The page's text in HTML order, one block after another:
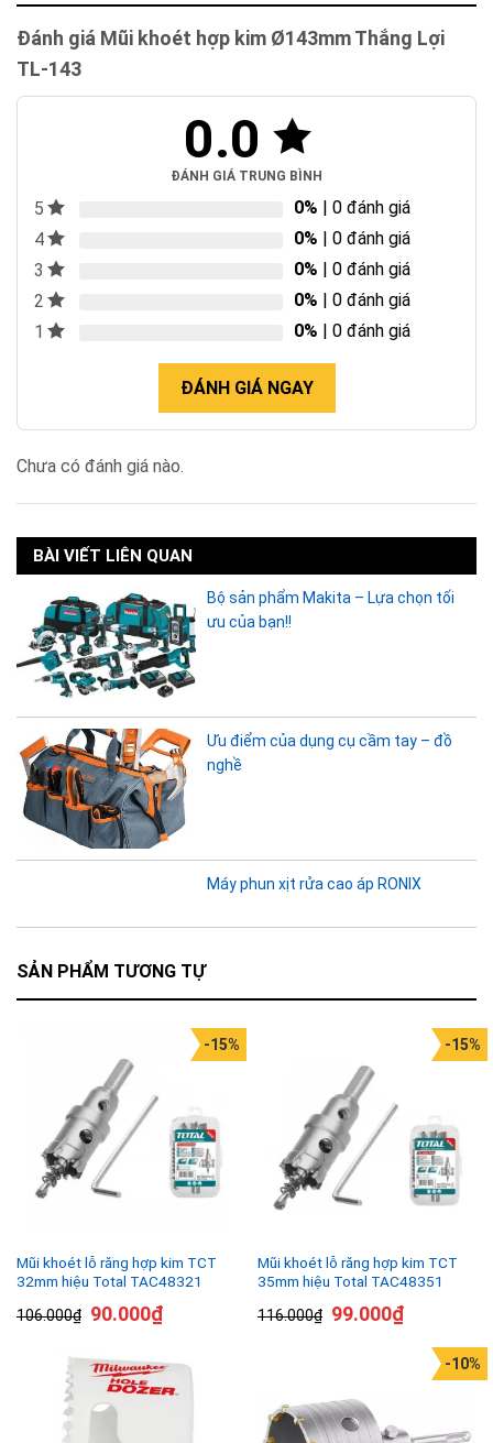
Đánh giá Mũi khoét hợp kim Ø143mm Thắng Lợi
TL-143
0.0
ĐÁNH GIÁ TRUNG BÌNH
5 0% | 0 đánh giá
4
0% | 0 đánh giá
3
0% | 0 đánh giá
2
0% | 0 đánh giá
1
0% | 0 đánh giá
ĐÁNH GIÁ NGAY
Chưa có đánh giá nào.
BÀI VIẾT LIÊN QUAN
Bộ sản phẩm Makita – Lựa chọn tối
ưu của bạn!!
Ưu điểm của dụng cụ cầm tay – đồ
nghề
Máy phun xịt rửa cao áp RONIX
SẢN PHẨM TƯƠNG TỰ
Mũi khoét lỗ răng hợp kim TCT
32mm hiệu Total TAC48321
106.000₫
-15%
90.000₫
Mũi khoét lỗ răng hợp kim TCT
35mm hiệu Total TAC48351
116.000₫
-15%
99.000₫
-10%